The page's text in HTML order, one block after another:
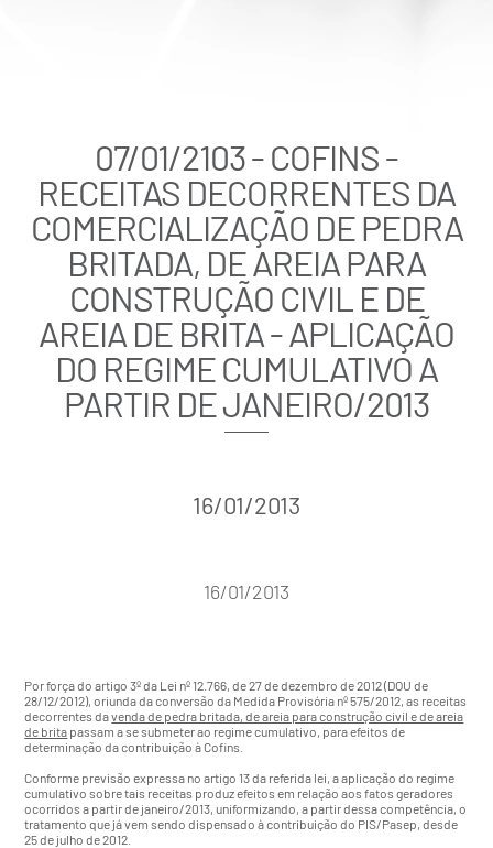
07/01/2103 - COFINS -
RECEITAS DECORRENTES DA
COMERCIALIZAÇÃO DE PEDRA
BRITADA, DE AREIA PARA
CONSTRUÇÃO CIVIL E DE
AREIA DE BRITA - APLICAÇÃO
DO REGIME CUMULATIVO A
PARTIR DE JANEIRO/2013
16/01/2013
16/01/2013
Por força do artigo 3º da Lei nº 12.766, de 27 de dezembro de 2012 (DOU de
28/12/2012), oriunda da conversão da Medida Provisória nº 575/2012, as receitas
decorrentes davenda de pedra britada, de areia para construção civil e de areia
de brita passam a se submeter ao regime cumulativo, para efeitos de
determinação da contribuição à Cofins.
Conforme previsão expressa no artigo 13 da referida lei, a aplicação do regime
cumulativo sobre tais receitas produz efeitos em relação aos fatos geradores
ocorridos a partir de janeiro/2013, uniformizando, a partir dessa competência, o
tratamento que já vem sendo dispensado à contribuição do PIS/Pasep, desde
25 de julho de 2012.